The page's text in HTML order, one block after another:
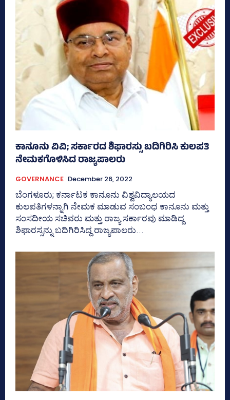
ಕಾನೂನು ವಿವಿ; ಸರ್ಕಾರದ ಶಿಫಾರಸ್ಸು ಬದಿಗಿರಿಸಿ ಕುಲಪತಿ
ನೇಮಕಗೊಳಿಸಿದ ರಾಜ್ಯಪಾಲರು
GOVERNANCE December 26, 2022
ಬೆಂಗಳೂರು; ಕರ್ನಾಟಕ ಕಾನೂನು ವಿಶ್ವವಿದ್ಯಾಲಯದ
ಕುಲಪತಿಗಳನ್ನಾಗಿ ನೇಮಕ ಮಾಡುವ ಸಂಬಂಧ ಕಾನೂನು ಮತ್ತು
ಸಂಸದೀಯ ಸಚಿವರು ಮತ್ತು ರಾಜ್ಯ ಸರ್ಕಾರವು ಮಾಡಿದ್ದ
ಶಿಫಾರಸ್ಸನ್ನು ಬದಿಗಿರಿಸಿದ್ದ ರಾಜ್ಯಪಾಲರು...